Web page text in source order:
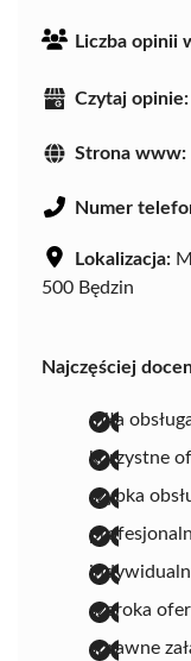
Liczba opinii
Czytaj opinie:
Strona www:
Numer
Lokalizacja:
500 Będzin
Najczęściej
miła
korzystne
szybka
szeroka
sprawne